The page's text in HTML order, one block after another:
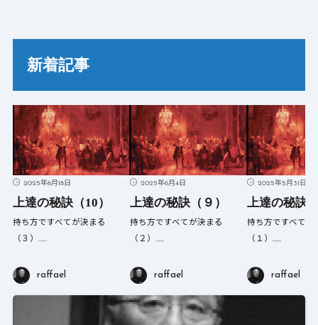
新着記事
2025年6月18日
上達の秘訣（10）
持ち方ですべてが決まる
（３）……
raffael
2025年6月4日
上達の秘訣（９）
持ち方ですべてが決まる
（２）……
raffael
2025年5月31日
上達の秘訣
持ち方ですべてが
（１）……
raffael